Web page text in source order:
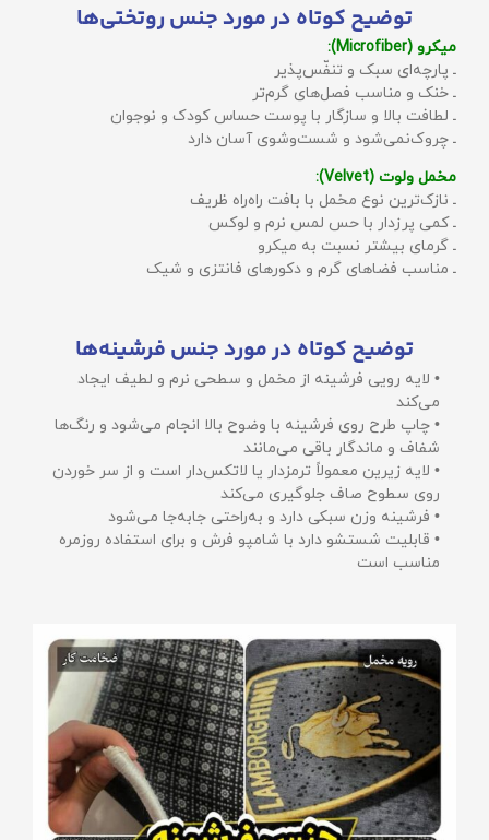
توضیح کوتاه در مورد جنس روتختی‌ها
میکرو (Microfiber):
ـ پارچه‌ای سبک و تنفّس‌پذیر
ـ خنک و مناسب فصل‌های گرم‌تر
ـ لطافت بالا و سازگار با پوست حساس کودک و نوجوان
ـ چروک‌نمی‌شود و شست‌وشوی آسان دارد
مخمل ولوت (Velvet):
ـ نازک‌ترین نوع مخمل با بافت راه‌راه ظریف
ـ کمی پرزدار با حس لمس نرم و لوکس
ـ گرمای بیشتر نسبت به میکرو
ـ مناسب فضاهای گرم و دکورهای فانتزی و شیک
توضیح کوتاه در مورد جنس فرشینه‌ها
• لایه رویی فرشینه از مخمل و سطحی نرم و لطیف ایجاد
می‌کند
• چاپ طرح روی فرشینه با وضوح بالا انجام می‌شود و رنگ‌ها
شفاف و ماندگار باقی می‌مانند
• لایه زیرین معمولاً ترمزدار یا لاتکس‌دار است و از سر خوردن
روی سطوح صاف جلوگیری می‌کند
• فرشینه وزن سبکی دارد و به‌راحتی جابه‌جا می‌شود
• قابلیت شستشو دارد با شامپو فرش و برای استفاده روزمره
مناسب است